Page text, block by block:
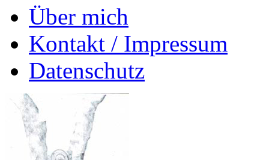
Über mich
Kontakt / Impressum
Datenschutz